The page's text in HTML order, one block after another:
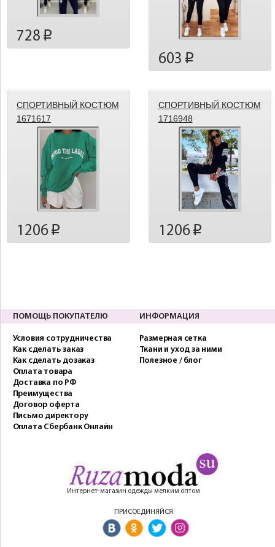
728 p
603 p
СПОРТИВНЫЙ КОСТЮМ
1671617
1206 p
СПОРТИВНЫЙ КОСТЮМ
1716948
1206p
ПОМОЩЬ ПОКУПАТЕЛЮ
Условия сотрудничества
Как сделать заказ
Как сделать дозаказ
Оплата товара
Доставка по РФ
Преимущества
Договор оферта
Письмо директору
Оплата Сбербанк Онлайн
ИНФОРМАЦИЯ
Размерная сетка
Ткани и уход за ними
Полезное / блог
Интернет-магазин одежды мелким оптом
ПРИСОЕДИНЯЙСЯ